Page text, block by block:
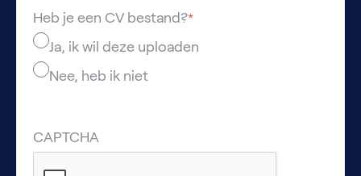
Heb je een CV bestand?*
Ja, ik wil deze uploaden
Nee, heb ik niet
CAPTCHA